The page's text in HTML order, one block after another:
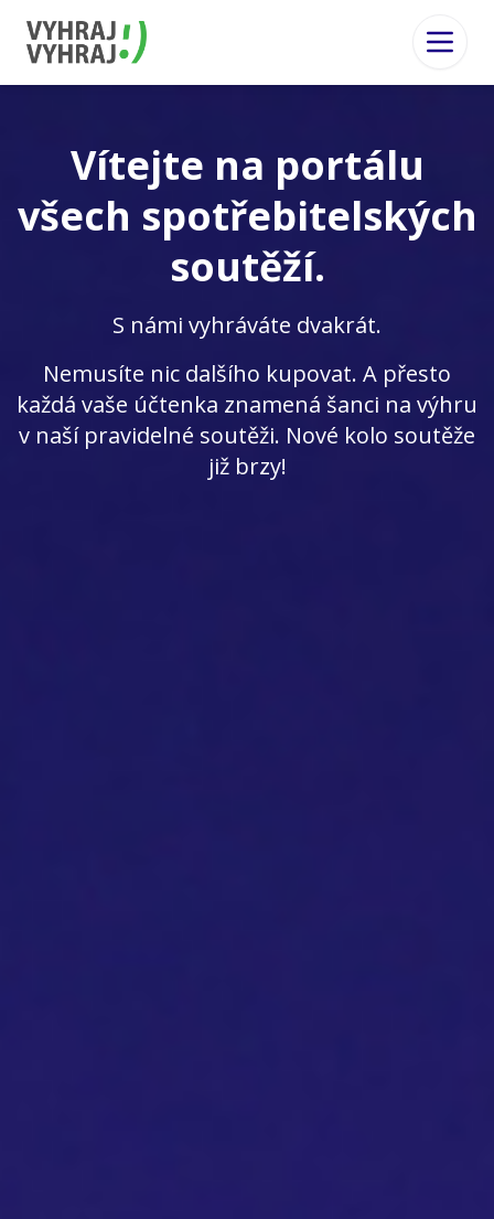
Vítejte na portálu
všech spotřebitelských
soutěží.
S námi vyhráváte dvakrát.
Nemusíte nic dalšího kupovat. A přesto
každá vaše účtenka znamená šanci na výhru
v naší pravidelné soutěži. Nové kolo soutěže
již brzy!